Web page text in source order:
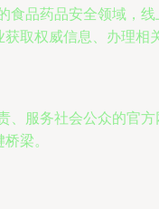
品药品安全领域，
取权威信息、办理相
服务社会公众的官
梁。